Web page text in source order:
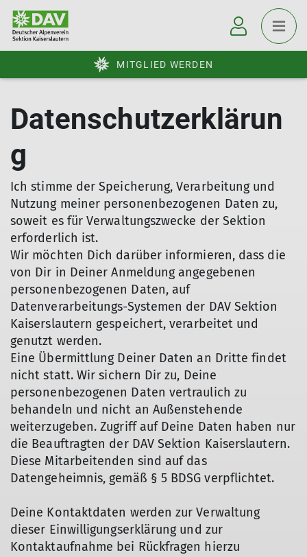
MITGLIED WERDEN
Datenschutzerklärun
g
Ich stimme der Speicherung, Verarbeitung und
Nutzung meiner personenbezogenen Daten zu,
soweit es für Verwaltungszwecke der Sektion
erforderlich ist.
Wir möchten Dich darüber informieren, dass die
von Dir in Deiner Anmeldung angegebenen
personenbezogenen Daten, auf
Datenverarbeitungs-Systemen der DAV Sektion
Kaiserslautern gespeichert, verarbeitet und
genutzt werden.
Eine Übermittlung Deiner Daten an Dritte findet
nicht statt. Wir sichern Dir zu, Deine
personenbezogenen Daten vertraulich zu
behandeln und nicht an Außenstehende
weiterzugeben. Zugriff auf Deine Daten haben nur
die Beauftragten der DAV Sektion Kaiserslautern.
Diese Mitarbeitenden sind auf das
Datengeheimnis, gemäß § 5 BDSG verpflichtet.
Deine Kontaktdaten werden zur Verwaltung
dieser Einwilligungserklärung und zur
Kontaktaufnahme bei Rückfragen hierzu